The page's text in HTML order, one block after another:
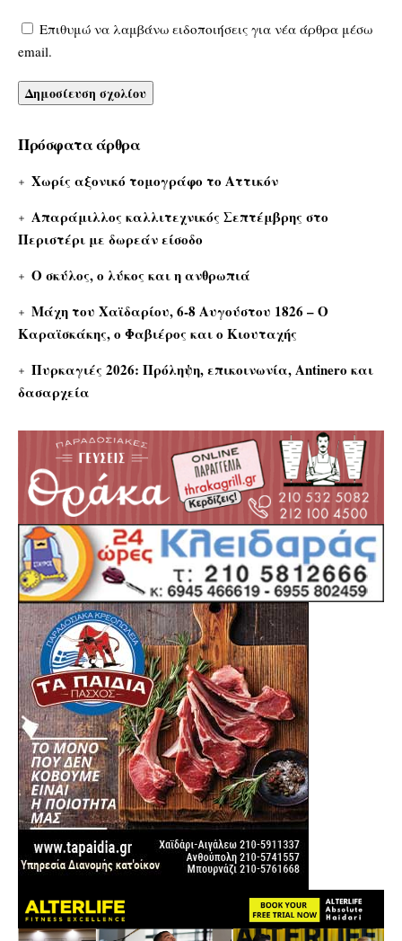
Επιθυμώ να λαμβάνω ειδοποιήσεις για νέα άρθρα μέσω
email.
Πρόσφατα άρθρα
Χωρίς αξονικό τομογράφο το Αττικόν
Απαράμιλλος καλλιτεχνικός Σεπτέμβρης στο
Περιστέρι με δωρεάν είσοδο
Ο σκύλος, ο λύκος και η ανθρωπιά
Μάχη του Χαϊδαρίου, 6-8 Αυγούστου 1826 – Ο
Καραϊσκάκης, ο Φαβιέρος και ο Κιουταχής
Πυρκαγιές 2026: Πρόληψη, επικοινωνία, Antinero και
δασαρχεία